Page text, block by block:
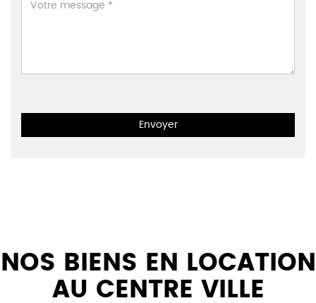
Envoyer
NOS BIENS EN LOCATION
AU CENTRE VILLE